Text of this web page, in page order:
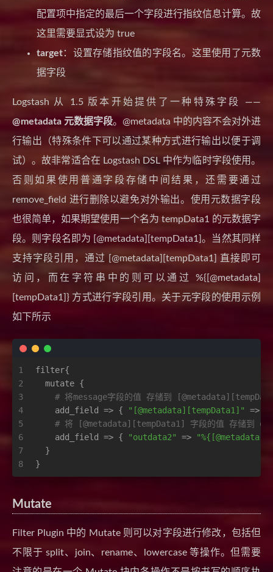
配置项中指定的最后一个字段进行指纹信息计算。故
这里需要显式设为 true
target：设置存储指纹值的字段名。这里使用了元数
据字段
Logstash 从 1.5 版本开始提供了一种特殊字段 ——
@metadata 元数据字段。@metadata 中的内容不会对外进
行输出（特殊条件下可以通过某种方式进行输出以便于调
试）。故非常适合在 Logstash DSL 中作为临时字段使用。
否则如果使用普通字段存储中间结果，还需要通过
remove_field 进行删除以避免对外输出。使用元数据字段
也很简单，如果期望使用一个名为 tempData1 的元数据字
段。则字段名即为 [@metadata][tempData1]。当然其同样
支持字段引用，通过 [@metadata][tempData1] 直接即可
访问，而在字符串中的则可以通过 %{[@metadata]
[tempData1]} 方式进行字段引用。关于元字段的使用示例
如下所示
1
2
3
4
5
6
7
8
filter{
  mutate {
# 将message字段的值 存储到
    add_field => {
"[@metadata][tempData1]" =>
# 将 [@metadata][tempData1] 字段的值 存储到
    add_field => {
"outdata2" =>
  }
}
Mutate
Filter Plugin 中的 Mutate 则可以对字段进行修改，包括但
不限于 split、join、rename、lowercase 等操作。但需要